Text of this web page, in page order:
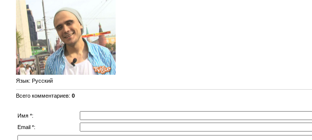
Язык: Русский
Всего комментариев:0
Имя *:
Email *: